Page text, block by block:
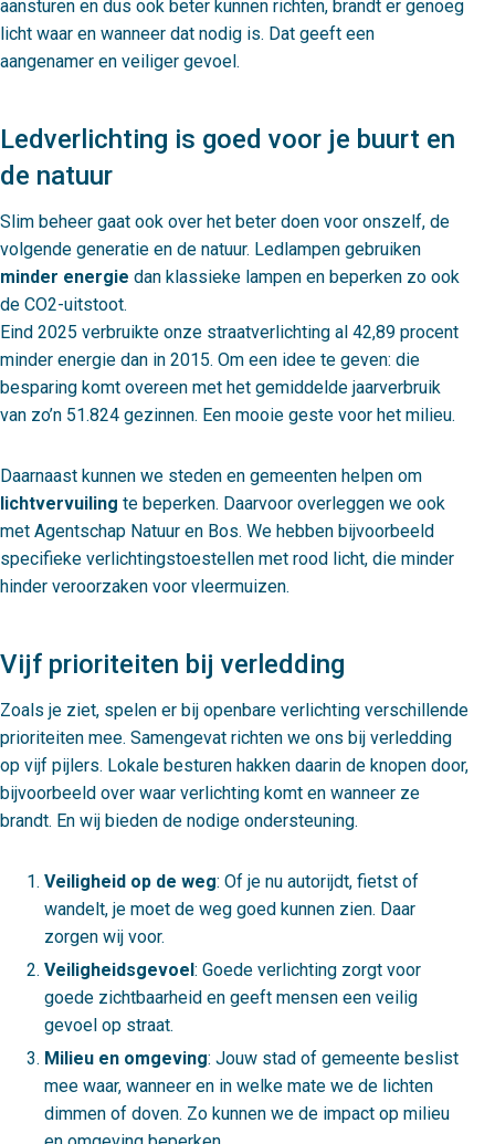
aansturen en dus ook beter kunnen richten, brandt er genoeg
licht waar en wanneer dat nodig is. Dat geeft een
aangenamer en veiliger gevoel.
Ledverlichting is goed voor je buurt en
de natuur
Slim beheer gaat ook over het beter doen voor onszelf, de
volgende generatie en de natuur. Ledlampen gebruiken
minder energie dan klassieke lampen en beperken zo ook
de CO2-uitstoot.
Eind 2025 verbruikte onze straatverlichting al 42,89 procent
minder energie dan in 2015. Om een idee te geven: die
besparing komt overeen met het gemiddelde jaarverbruik
van zo’n 51.824 gezinnen. Een mooie geste voor het milieu.
Daarnaast kunnen we steden en gemeenten helpen om
lichtvervuiling te beperken. Daarvoor overleggen we ook
met Agentschap Natuur en Bos. We hebben bijvoorbeeld
specifieke verlichtingstoestellen met rood licht, die minder
hinder veroorzaken voor vleermuizen.
Vijf prioriteiten bij verledding
Zoals je ziet, spelen er bij openbare verlichting verschillende
prioriteiten mee. Samengevat richten we ons bij verledding
op vijf pijlers. Lokale besturen hakken daarin de knopen door,
bijvoorbeeld over waar verlichting komt en wanneer ze
brandt. En wij bieden de nodige ondersteuning.
Veiligheid op de weg: Of je nu autorijdt, fietst of
wandelt, je moet de weg goed kunnen zien. Daar
zorgen wij voor.
Veiligheidsgevoel: Goede verlichting zorgt voor
goede zichtbaarheid en geeft mensen een veilig
gevoel op straat.
Milieu en omgeving: Jouw stad of gemeente beslist
mee waar, wanneer en in welke mate we de lichten
dimmen of doven. Zo kunnen we de impact op milieu